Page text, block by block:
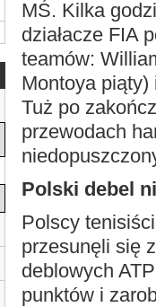
MŚ. Kilka
działacze FIA
teamów:
Montoya piąty)
Tuż po
przewodach
Polski debel
Polscy
przesunęli się
deblowych
punktów i